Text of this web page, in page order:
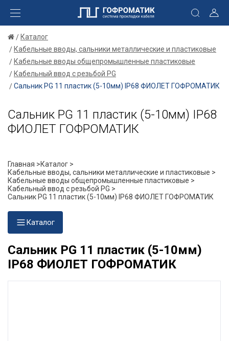
Каталог
Кабельные вводы, сальники металлические и пластиковые
Кабельные вводы общепромышленные пластиковые
Кабельный ввод с резьбой PG
Сальник PG 11 пластик (5-10мм) IP68 ФИОЛЕТ ГОФРОМАТИК
Сальник PG 11 пластик (5-10мм) IP68
ФИОЛЕТ ГОФРОМАТИК
Главная >Каталог >
Кабельные вводы, сальники металлические и пластиковые >
Кабельные вводы общепромышленные пластиковые >
Кабельный ввод с резьбой PG >
Сальник PG 11 пластик (5-10мм) IP68 ФИОЛЕТ ГОФРОМАТИК
Каталог
Сальник PG 11 пластик (5-10мм)
IP68 ФИОЛЕТ ГОФРОМАТИК